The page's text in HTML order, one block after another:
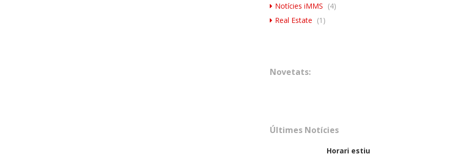
Notícies iMMS (4)
Real Estate (1)
Novetats:
Últimes Notícies
Horari estiu